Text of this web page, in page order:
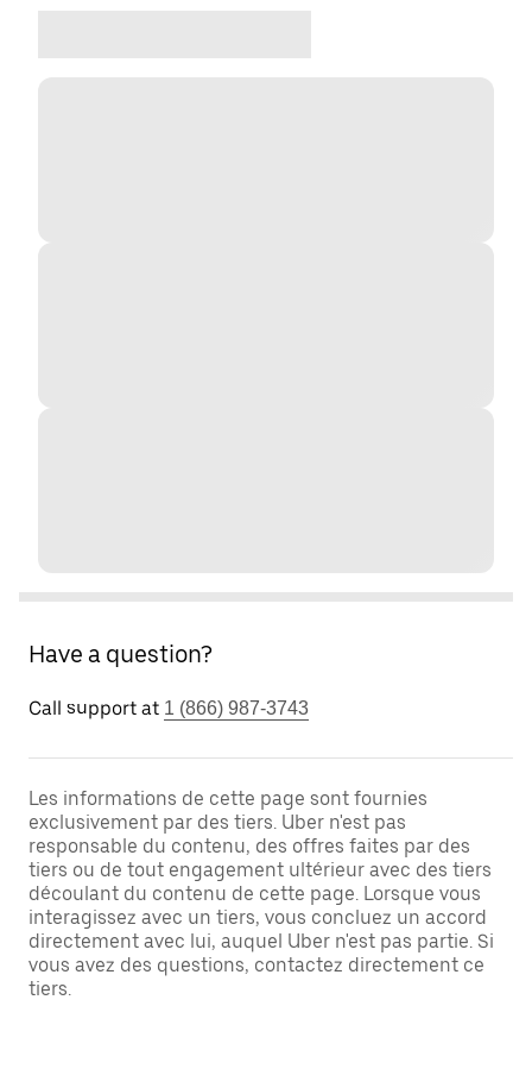
Have a question?
Call support at 1 (866) 987-3743
Les informations de cette page sont fournies
exclusivement par des tiers. Uber n'est pas
responsable du contenu, des offres faites par des
tiers ou de tout engagement ultérieur avec des tiers
découlant du contenu de cette page. Lorsque vous
interagissez avec un tiers, vous concluez un accord
directement avec lui, auquel Uber n'est pas partie. Si
vous avez des questions, contactez directement ce
tiers.